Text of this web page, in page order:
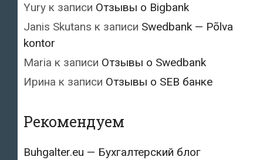
Yury к записи Отзывы о Bigbank
Janis Skutans к записи Swedbank — Põlva
kontor
Maria к записи Отзывы о Swedbank
Ирина к записи Отзывы о SEB банке
Рекомендуем
Buhgalter.eu — Бухгалтерский блог